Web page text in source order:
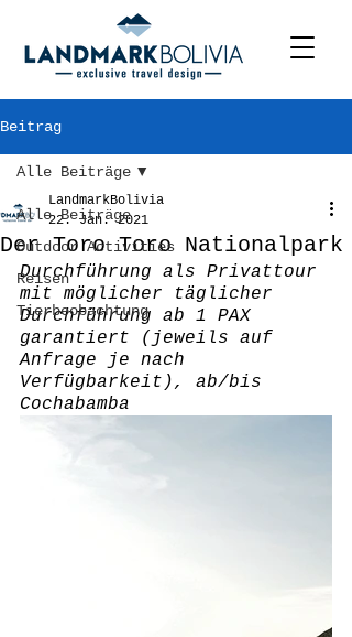
Beitrag
Alle Beiträge
Outdoor Activities
Reisen
Tierbeobachtung
Alle Beiträge
Der Toro Toro Nationalpark
LandmarkBolivia
22. Jan. 2021
Durchführung als Privattour
mit möglicher täglicher
Durchführung ab 1 PAX
garantiert (jeweils auf
Anfrage je nach
Verfügbarkeit), ab/bis
Cochabamba